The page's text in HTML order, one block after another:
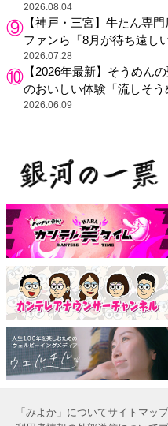
2026.08.04
【神戸・三宮】牛たん専
ファンら「8月が待ち遠し
2026.07.28
【2026年最新】そうめん
のおいしい体験「流しそ
2026.06.09
「みよか」についてサイトマップ